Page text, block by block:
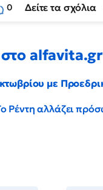
0 Δείτε τα σχόλια
στο alfavita.gr
με
Ρέντη αλλάζει